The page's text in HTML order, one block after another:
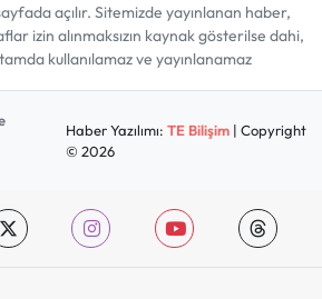
açılır. Sitemizde yayınlanan haber,
izin alınmaksızın kaynak gösterilse dahi,
kullanılamaz ve yayınlanamaz
Haber Yazılımı: TE Bilişim| Copyright
© 2026